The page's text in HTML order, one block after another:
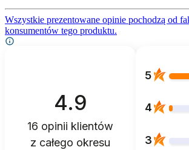
Wszystkie prezentowane opinie pochodzą od
konsumentów tego produktu.
4.9
16 opinii klientów
z całego okresu
5
4
3